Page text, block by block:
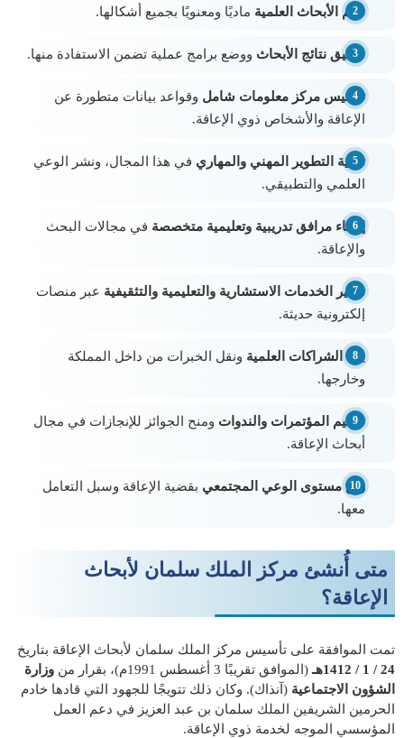
دعم الأبحاث العلمية ماديًا ومعنويًا بجميع أشكالها.
تطبيق نتائج الأبحاث ووضع برامج عملية تضمن الاستفادة منها.
تأسيس مركز معلومات شامل وقواعد بيانات متطورة عن
الإعاقة والأشخاص ذوي الإعاقة.
تنمية التطوير المهني والمهاري في هذا المجال، ونشر الوعي
العلمي والتطبيقي.
إنشاء مرافق تدريبية وتعليمية متخصصة في مجالات البحث
والإعاقة.
توفير الخدمات الاستشارية والتعليمية والتثقيفية عبر منصات
إلكترونية حديثة.
بناء الشراكات العلمية ونقل الخبرات من داخل المملكة
وخارجها.
تنظيم المؤتمرات والندوات ومنح الجوائز للإنجازات في مجال
أبحاث الإعاقة.
رفع مستوى الوعي المجتمعي بقضية الإعاقة وسبل التعامل
معها.
متى أُنشئ مركز الملك سلمان لأبحاث
الإعاقة؟
تمت الموافقة على تأسيس مركز الملك سلمان لأبحاث الإعاقة بتاريخ
24 / 1 / 1412هـ
(الموافق تقريبًا 3 أغسطس 1991م)، بقرار من
وزارة
الشؤون الاجتماعية (آنذاك). وكان ذلك تتويجًا للجهود التي قادها خادم
الحرمين الشريفين الملك سلمان بن عبد العزيز في دعم العمل
المؤسسي الموجه لخدمة ذوي الإعاقة.